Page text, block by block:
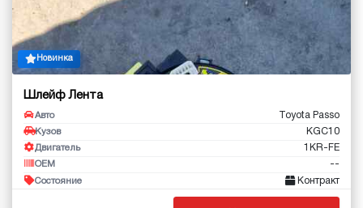
Новинка
Шлейф Лента
Авто Toyota Passo
Кузов KGC10
Двигатель 1KR-FE
OEM --
Состояние Контракт